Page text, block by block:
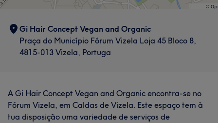
Gi Hair Concept Vegan and Organic
Praça do Município Fórum Vizela Loja 45 Bloco 8,
4815-013 Vizela, Portuga
A Gi Hair Concept Vegan and Organic encontra-se no
Fórum Vizela, em Caldas de Vizela. Este espaço tem à
tua disposição uma variedade de serviços de